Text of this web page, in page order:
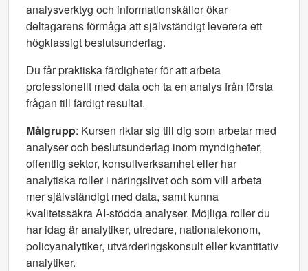
analysverktyg och informationskällor ökar
deltagarens förmåga att självständigt leverera ett
högklassigt beslutsunderlag.
Du får praktiska färdigheter för att arbeta
professionellt med data och ta en analys från första
frågan till färdigt resultat.
Målgrupp: Kursen riktar sig till dig som arbetar med
analyser och beslutsunderlag inom myndigheter,
offentlig sektor, konsultverksamhet eller har
analytiska roller i näringslivet och som vill arbeta
mer självständigt med data, samt kunna
kvalitetssäkra AI-stödda analyser. Möjliga roller du
har idag är analytiker, utredare, nationalekonom,
policyanalytiker, utvärderingskonsult eller kvantitativ
analytiker.